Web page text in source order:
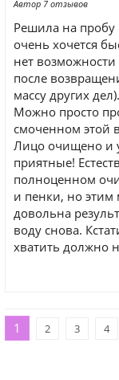
Автор 7 отзывов
Решила на пробу
очень хочется
нет
после
массу других
Можно просто
смоченном этой
Лицо очищено и
приятные!
полноценном
и пенки, но этим
довольна
воду снова.
хватить должно
1 2 3 4